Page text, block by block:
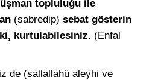
topluluğu ile
(sabredip) sebat gösterin
ki, kurtulabilesiniz. (Enfal
de (sallallahü aleyhi ve